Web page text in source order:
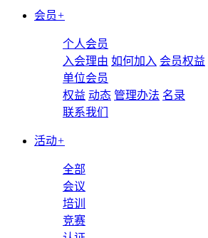
会员+
个人会员
入会理由 如何加入 会员权益
单位会员
权益 动态 管理办法 名录
联系我们
活动+
全部
会议
培训
竞赛